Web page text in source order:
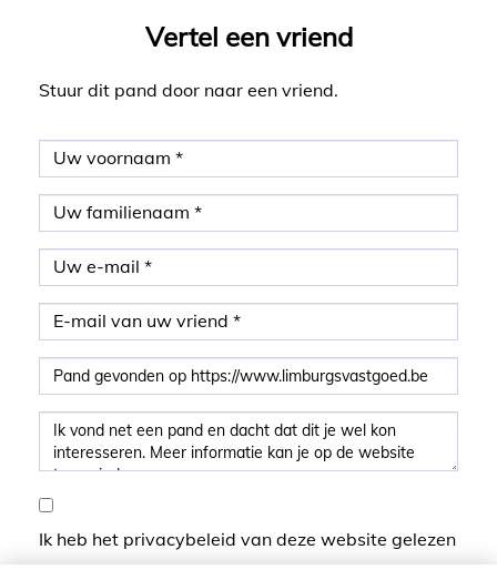
Vertel een vriend
Stuur dit pand door naar een vriend.
Ik heb het privacybeleid van deze website gelezen